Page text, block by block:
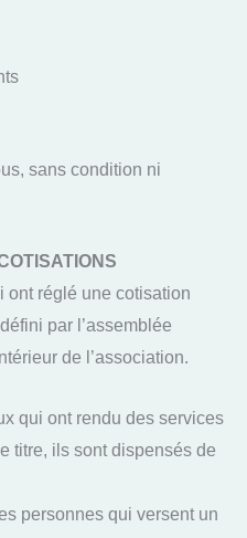
sans condition ni
ont réglé une cotisation
par l’assemblée
de l’association.
qui ont rendu des services
titre, ils sont dispensés de
personnes qui versent un